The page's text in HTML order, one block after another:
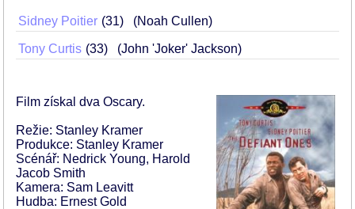
Sidney Poitier 31 (Noah Cullen)
Tony Curtis 33 (John 'Joker' Jackson)
Film získal dva Oscary.
Režie: Stanley Kramer
Produkce: Stanley Kramer
Scénář: Nedrick Young, Harold
Jacob Smith
Kamera: Sam Leavitt
Hudba: Ernest Gold